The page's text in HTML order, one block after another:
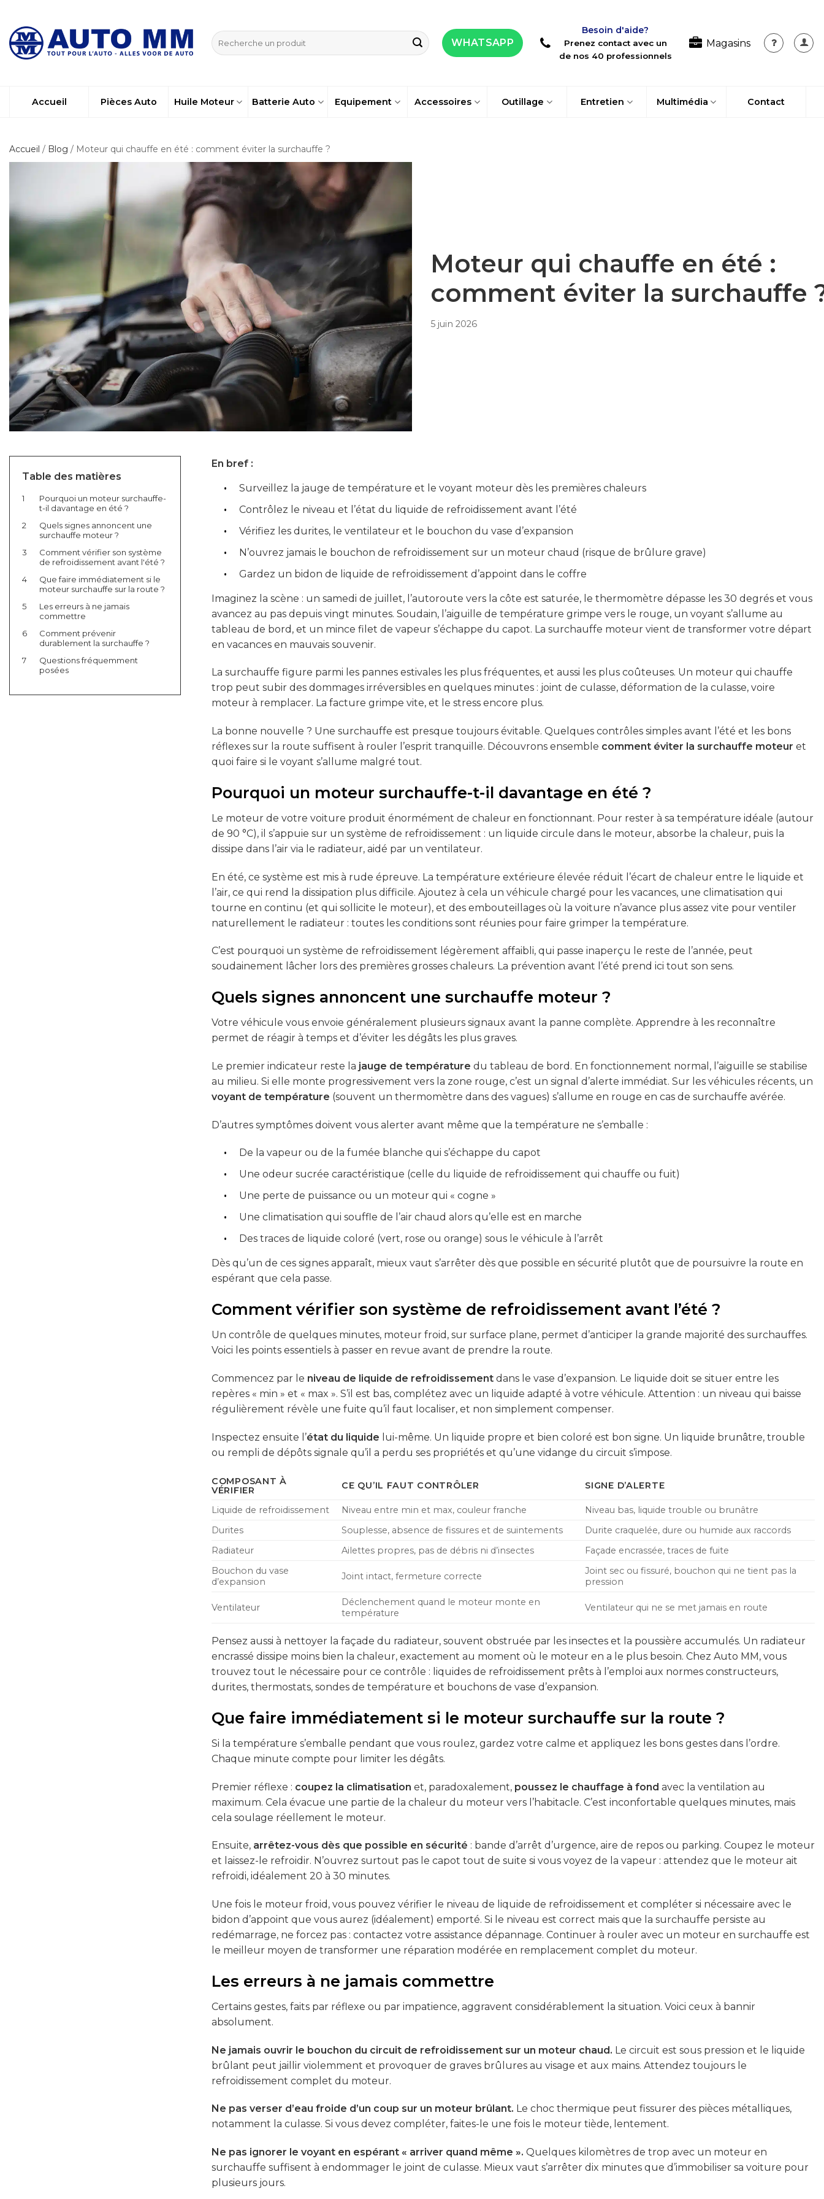
contenu
Recherche
pour :
WHATSAPP
Besoin d'aide?
Prenez contact avec un
de nos 40 professionnels
Magasins
Accueil Pièces Auto Huile Moteur Batterie Auto Equipement Accessoires Outillage Entretien Multimédia Contact
Accueil / Blog / Moteur qui chauffe en été : comment éviter la surchauffe ?
Moteur qui chauffe en été :
comment éviter la surchauffe
5 juin 2026
Table des matières
1
Pourquoi un moteur surchauffe-
t-il davantage en été ?
2
Quels signes annoncent une
surchauffe moteur ?
3
Comment vérifier son système
de refroidissement avant l'été ?
4
Que faire immédiatement si le
moteur surchauffe sur la route ?
5
Les erreurs à ne jamais
commettre
6
Comment prévenir
durablement la surchauffe ?
7
Questions fréquemment
posées
En bref :
Surveillez la jauge de température et le voyant moteur dès les premières chaleurs
Contrôlez le niveau et l’état du liquide de refroidissement avant l’été
Vérifiez les durites, le ventilateur et le bouchon du vase d’expansion
N’ouvrez jamais le bouchon de refroidissement sur un moteur chaud (risque de brûlure grave)
Gardez un bidon de liquide de refroidissement d’appoint dans le coffre
Imaginez la scène : un samedi de juillet, l’autoroute vers la côte est saturée, le thermomètre dépasse les 30 degrés et vous
avancez au pas depuis vingt minutes. Soudain, l’aiguille de température grimpe vers le rouge, un voyant s’allume au
tableau de bord, et un mince filet de vapeur s’échappe du capot. La surchauffe moteur vient de transformer votre départ
en vacances en mauvais souvenir.
La surchauffe figure parmi les pannes estivales les plus fréquentes, et aussi les plus coûteuses. Un moteur qui chauffe
trop peut subir des dommages irréversibles en quelques minutes : joint de culasse, déformation de la culasse, voire
moteur à remplacer. La facture grimpe vite, et le stress encore plus.
La bonne nouvelle ? Une surchauffe est presque toujours évitable. Quelques contrôles simples avant l’été et les bons
réflexes sur la route suffisent à rouler l’esprit tranquille. Découvrons ensemble comment éviter la surchauffe moteur et
quoi faire si le voyant s’allume malgré tout.
Pourquoi un moteur surchauffe-t-il davantage en été ?
Le moteur de votre voiture produit énormément de chaleur en fonctionnant. Pour rester à sa température idéale (autour
de 90 °C), il s’appuie sur un système de refroidissement : un liquide circule dans le moteur, absorbe la chaleur, puis la
dissipe dans l’air via le radiateur, aidé par un ventilateur.
En été, ce système est mis à rude épreuve. La température extérieure élevée réduit l’écart de chaleur entre le liquide et
l’air, ce qui rend la dissipation plus difficile. Ajoutez à cela un véhicule chargé pour les vacances, une climatisation qui
tourne en continu (et qui sollicite le moteur), et des embouteillages où la voiture n’avance plus assez vite pour ventiler
naturellement le radiateur : toutes les conditions sont réunies pour faire grimper la température.
C’est pourquoi un système de refroidissement légèrement affaibli, qui passe inaperçu le reste de l’année, peut
soudainement lâcher lors des premières grosses chaleurs. La prévention avant l’été prend ici tout son sens.
Quels signes annoncent une surchauffe moteur ?
Votre véhicule vous envoie généralement plusieurs signaux avant la panne complète. Apprendre à les reconnaître
permet de réagir à temps et d’éviter les dégâts les plus graves.
Le premier indicateur reste la jauge de température du tableau de bord. En fonctionnement normal, l’aiguille se stabilise
au milieu. Si elle monte progressivement vers la zone rouge, c’est un signal d’alerte immédiat. Sur les véhicules récents, un
voyant de température (souvent un thermomètre dans des vagues) s’allume en rouge en cas de surchauffe avérée.
D’autres symptômes doivent vous alerter avant même que la température ne s’emballe :
De la vapeur ou de la fumée blanche qui s’échappe du capot
Une odeur sucrée caractéristique (celle du liquide de refroidissement qui chauffe ou fuit)
Une perte de puissance ou un moteur qui « cogne »
Une climatisation qui souffle de l’air chaud alors qu’elle est en marche
Des traces de liquide coloré (vert, rose ou orange) sous le véhicule à l’arrêt
Dès qu’un de ces signes apparaît, mieux vaut s’arrêter dès que possible en sécurité plutôt que de poursuivre la route en
espérant que cela passe.
Comment vérifier son système de refroidissement avant l’été ?
Un contrôle de quelques minutes, moteur froid, sur surface plane, permet d’anticiper la grande majorité des surchauffes.
Voici les points essentiels à passer en revue avant de prendre la route.
Commencez par le niveau de liquide de refroidissement dans le vase d’expansion. Le liquide doit se situer entre les
repères « min » et « max ». S’il est bas, complétez avec un liquide adapté à votre véhicule. Attention : un niveau qui baisse
régulièrement révèle une fuite qu’il faut localiser, et non simplement compenser.
Inspectez ensuite l’état du liquide lui-même. Un liquide propre et bien coloré est bon signe. Un liquide brunâtre, trouble
ou rempli de dépôts signale qu’il a perdu ses propriétés et qu’une vidange du circuit s’impose.
COMPOSANT À
VÉRIFIER
CE QU’IL FAUT CONTRÔLER SIGNE D’ALERTE
Liquide de refroidissement Niveau entre min et max, couleur franche
Niveau bas, liquide trouble ou brunâtre
Durites
Souplesse, absence de fissures et de suintements
Durite craquelée, dure ou humide aux raccords
Radiateur
Ailettes propres, pas de débris ni d’insectes
Façade encrassée, traces de fuite
Bouchon du vase
d’expansion
Joint intact, fermeture correcte
Joint sec ou fissuré, bouchon qui ne tient pas la
pression
Ventilateur
Déclenchement quand le moteur monte en
température
Ventilateur qui ne se met jamais en route
Pensez aussi à nettoyer la façade du radiateur, souvent obstruée par les insectes et la poussière accumulés. Un radiateur
encrassé dissipe moins bien la chaleur, exactement au moment où le moteur en a le plus besoin. Chez Auto MM, vous
trouvez tout le nécessaire pour ce contrôle : liquides de refroidissement prêts à l’emploi aux normes constructeurs,
durites, thermostats, sondes de température et bouchons de vase d’expansion.
Que faire immédiatement si le moteur surchauffe sur la route ?
Si la température s’emballe pendant que vous roulez, gardez votre calme et appliquez les bons gestes dans l’ordre.
Chaque minute compte pour limiter les dégâts.
Premier réflexe : coupez la climatisation et, paradoxalement, poussez le chauffage à fond avec la ventilation au
maximum. Cela évacue une partie de la chaleur du moteur vers l’habitacle. C’est inconfortable quelques minutes, mais
cela soulage réellement le moteur.
Ensuite, arrêtez-vous dès que possible en sécurité : bande d’arrêt d’urgence, aire de repos ou parking. Coupez le moteur
et laissez-le refroidir. N’ouvrez surtout pas le capot tout de suite si vous voyez de la vapeur : attendez que le moteur ait
refroidi, idéalement 20 à 30 minutes.
Une fois le moteur froid, vous pouvez vérifier le niveau de liquide de refroidissement et compléter si nécessaire avec le
bidon d’appoint que vous aurez (idéalement) emporté. Si le niveau est correct mais que la surchauffe persiste au
redémarrage, ne forcez pas : contactez votre assistance dépannage. Continuer à rouler avec un moteur en surchauffe est
le meilleur moyen de transformer une réparation modérée en remplacement complet du moteur.
Les erreurs à ne jamais commettre
Certains gestes, faits par réflexe ou par impatience, aggravent considérablement la situation. Voici ceux à bannir
absolument.
Ne jamais ouvrir le bouchon du circuit de refroidissement sur un moteur chaud. Le circuit est sous pression et le liquide
brûlant peut jaillir violemment et provoquer de graves brûlures au visage et aux mains. Attendez toujours le
refroidissement complet du moteur.
Ne pas verser d’eau froide d’un coup sur un moteur brûlant. Le choc thermique peut fissurer des pièces métalliques,
notamment la culasse. Si vous devez compléter, faites-le une fois le moteur tiède, lentement.
Ne pas ignorer le voyant en espérant « arriver quand même ». Quelques kilomètres de trop avec un moteur en
surchauffe suffisent à endommager le joint de culasse. Mieux vaut s’arrêter dix minutes que d’immobiliser sa voiture pour
plusieurs jours.